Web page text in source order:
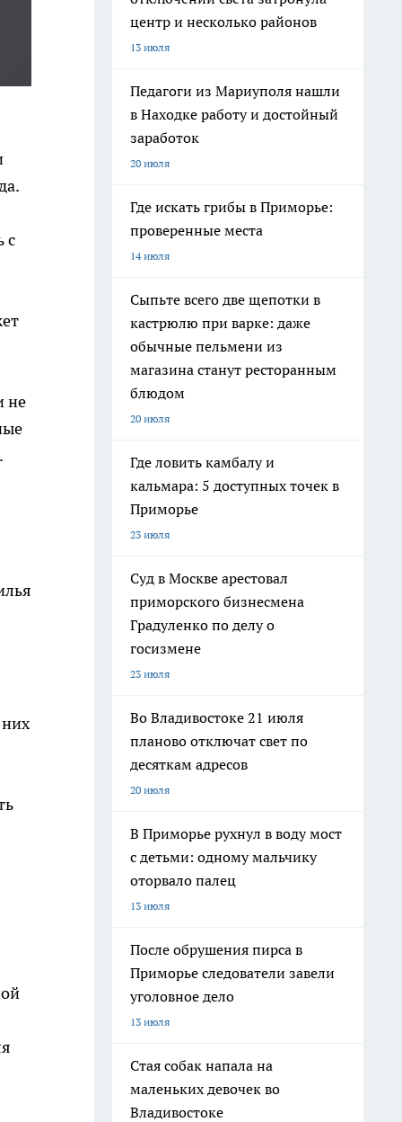
с
не
центр и несколько районов
13 июля
Педагоги из Мариуполя нашли
в Находке работу и достойный
заработок
20 июля
Где искать грибы в Приморье:
проверенные места
14 июля
Сыпьте всего две щепотки в
кастрюлю при варке: даже
обычные пельмени из
магазина станут ресторанным
блюдом
20 июля
Где ловить камбалу и
кальмара: 5 доступных точек в
Приморье
23 июля
Суд в Москве арестовал
приморского бизнесмена
Градуленко по делу о
госизмене
23 июля
Во Владивостоке 21 июля
планово отключат свет по
десяткам адресов
20 июля
В Приморье рухнул в воду мост
с детьми: одному мальчику
оторвало палец
13 июля
После обрушения пирса в
Приморье следователи завели
уголовное дело
13 июля
Стая собак напала на
маленьких девочек во
Владивостоке